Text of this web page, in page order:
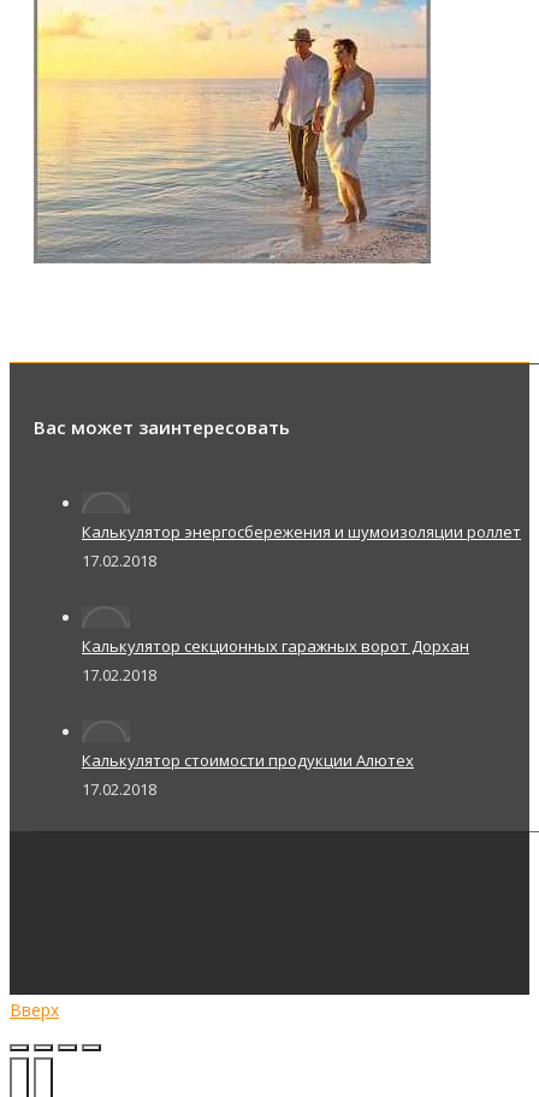
Вас может заинтересовать
Калькулятор энергосбережения и шумоизоляции роллет
17.02.2018
Калькулятор секционных гаражных ворот Дорхан
17.02.2018
Калькулятор стоимости продукции Алютех
17.02.2018
Вверх